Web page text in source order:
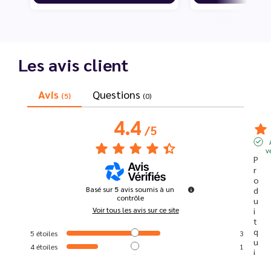
Les avis client
Avis (5) Questions (0)
4.4/5
Basé sur5 avis soumis à un
contrôle
Voir tous les avis sur ce site
5 étoiles
3
4étoiles
1
P
r
o
d
u
i
t
q
u
i